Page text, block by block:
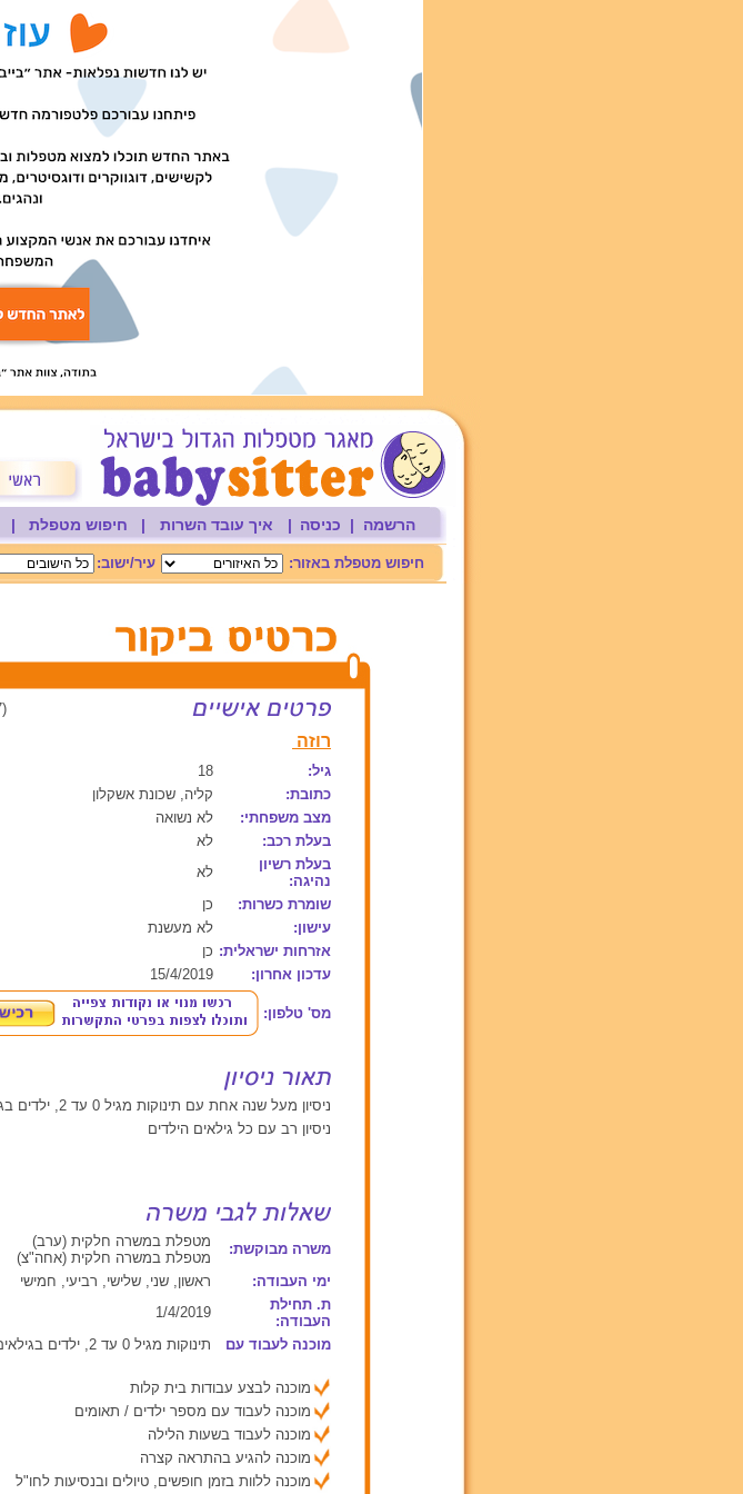
הרשמה | כניסה | איך עובד השרות | חיפוש מטפלת |
חיפוש מטפלת באזור: עיר/ישוב:
(103397)
רוזה
גיל:
18
כתובת:
קליה, שכונת אשקלון
מצב משפחתי:
לא נשואה
בעלת רכב:
לא
בעלת רשיון
נהיגה:
לא
שומרת כשרות:
כן
עישון:
לא מעשנת
אזרחות ישראלית: כן
עדכון אחרון:
15/4/2019
מס' טלפון:
ניסיון מעל שנה אחת עם תינוקות מגיל 0 עד 2, ילדים בגילאים בין 2 ל 6, ילדים מעל גיל 6
ניסיון רב עם כל גילאים הילדים
משרה מבוקשת:
מטפלת במשרה חלקית (ערב)
מטפלת במשרה חלקית (אחה"צ)
ימי העבודה:
ראשון, שני, שלישי, רביעי, חמישי
ת. תחילת
העבודה:
1/4/2019
מוכנה לעבוד עם
תינוקות מגיל 0 עד 2, ילדים בגילאים בין 2 ל 6, ילדים מעל גיל 6
מוכנה לבצע עבודות בית קלות
מוכנה לעבוד עם מספר ילדים / תאומים
מוכנה לעבוד בשעות הלילה
מוכנה להגיע בהתראה קצרה
מוכנה ללוות בזמן חופשים, טיולים ובנסיעות לחו"ל